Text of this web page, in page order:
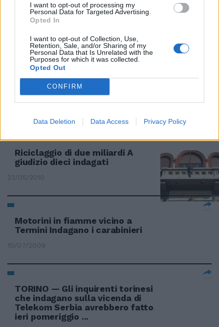
I want to opt-out of processing my
Personal Data for Targeted Advertising.
Opted In
I want to opt-out of Collection, Use,
Retention, Sale, and/or Sharing of my
Personal Data that Is Unrelated with the
Purposes for which it was collected.
Opted Out
CONFIRM
Data Deletion Data Access Privacy Policy
Era un complotto contro il
governo
13/06/2010
Complotto anti-Cav, spuntano i
politici
Riciclaggio di due miliardi A
giudizio dieci indagati
23/05/2010
Motorini in fiamme vicino a
Termini Indagano i carabinieri
10/07/2009
TORINO — Gli inquirenti torinesi
che indagano sulla vicenda di
Telekom Serbia avrebbero fatto
ieri pomeriggio ...